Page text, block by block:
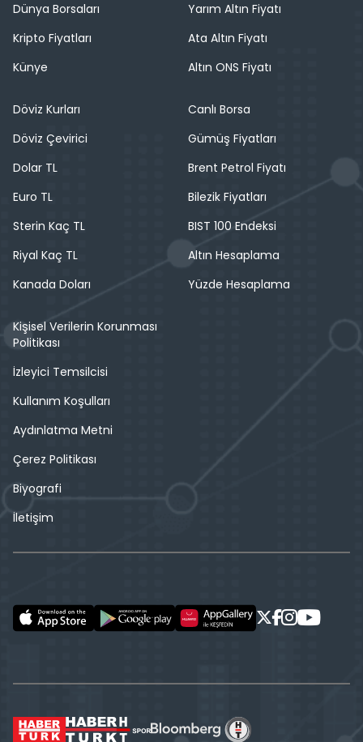
Dünya Borsaları
Kripto Fiyatları
Künye
Yarım Altın Fiyatı
Ata Altın Fiyatı
Altın ONS Fiyatı
Döviz Kurları
Döviz Çevirici
Dolar TL
Euro TL
Sterin Kaç TL
Riyal Kaç TL
Kanada Doları
Canlı Borsa
Gümüş Fiyatları
Brent Petrol Fiyatı
Bilezik Fiyatları
BIST 100 Endeksi
Altın Hesaplama
Yüzde Hesaplama
Kişisel Verilerin Korunması
Politikası
İzleyici Temsilcisi
Kullanım Koşulları
Aydınlatma Metni
Çerez Politikası
Biyografi
İletişim